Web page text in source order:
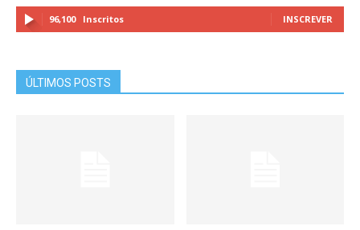
96,100 Inscritos INSCREVER
ÚLTIMOS POSTS